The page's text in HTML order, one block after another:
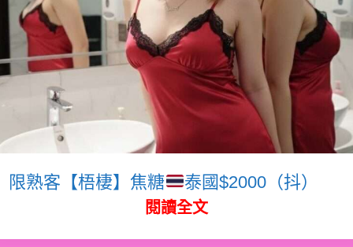
限熟客【梧棲】焦糖 泰國$2000（抖）
閱讀全文